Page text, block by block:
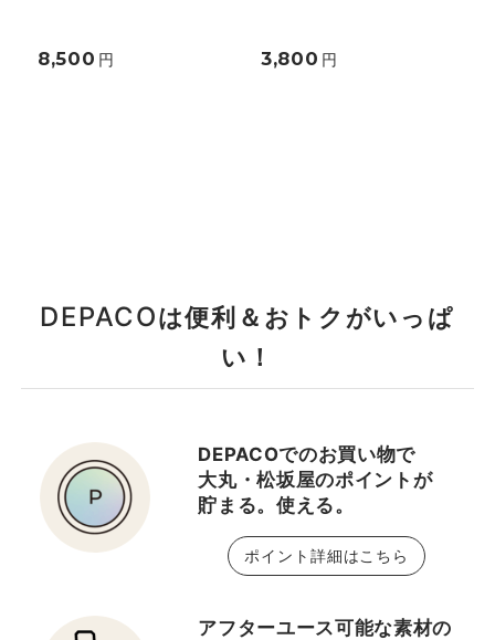
8,500 円 3,800 円
DEPACOは便利＆おトクがいっぱ
い！
DEPACOでのお買い物で
大丸・松坂屋のポイントが
貯まる。使える。
ポイント詳細はこちら
アフターユース可能な素材の